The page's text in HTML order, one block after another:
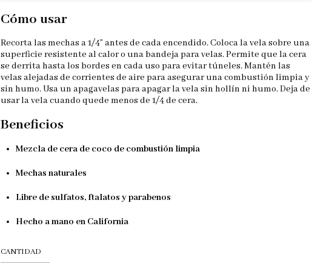
Cómo usar
Recorta las mechas a 1/4” antes de cada encendido. Coloca la vela sobre una
superficie resistente al calor o una bandeja para velas. Permite que la cera
se derrita hasta los bordes en cada uso para evitar túneles. Mantén las
velas alejadas de corrientes de aire para asegurar una combustión limpia y
sin humo. Usa un apagavelas para apagar la vela sin hollín ni humo. Deja de
usar la vela cuando quede menos de 1/4 de cera.
Beneficios
Mezcla de cera de coco de combustión limpia
Mechas naturales
Libre de sulfatos, ftalatos y parabenos
Hecho a mano en California
CANTIDAD